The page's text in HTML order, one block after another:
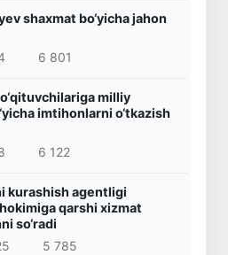
shaxmat bo‘yicha jahon
6 801
milliy
imtihonlarni o‘tkazish
6 122
kurashish agentligi
qarshi xizmat
so‘radi
5 785